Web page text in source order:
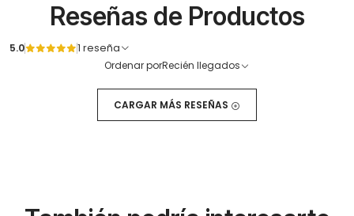
Reseñas de Productos
5.0
1 reseña
Ordenar porRecién llegados
CARGAR MÁS RESEÑAS